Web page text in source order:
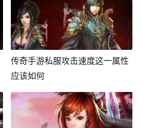
传奇手游私服攻击速度这一属性
应该如何